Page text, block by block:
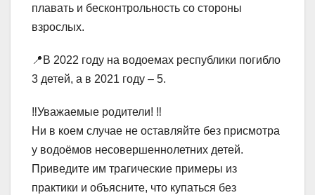
плавать и бесконтрольность со стороны
взрослых.
📍В 2022 году на водоемах республики погибло
3 детей, а в 2021 году – 5.
‼Уважаемые родители! ‼
Ни в коем случае не оставляйте без присмотра
у водоёмов несовершеннолетних детей.
Приведите им трагические примеры из
практики и объясните, что купаться без